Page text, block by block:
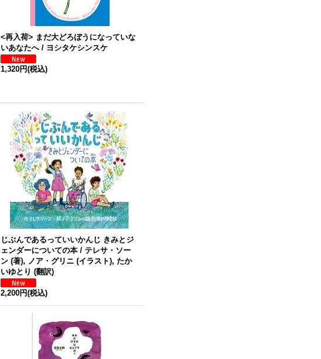
<再入荷> まだ大どろぼうになっていな
いあなたへ / ヨシタケシンスケ
1,320円(税込)
じぶんであるっていいかんじ きみとジ
ェンダーについての本 / テレサ・ソー
ン (著), ノア・グリニ (イラスト), たか
いゆとり (翻訳)
2,200円(税込)